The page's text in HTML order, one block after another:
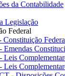
da Contabilidade
Legislação
Federal
Constituição
Emendas
Leis
Leis